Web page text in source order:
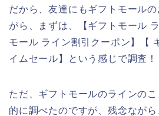
だから、友達にもギフトモール
がら、まずは、【ギフトモール
モール ライン割引クーポン】【
イムセール】という感じで調査！
ただ、ギフトモールのラインの
的に調べたのですが、残念なが